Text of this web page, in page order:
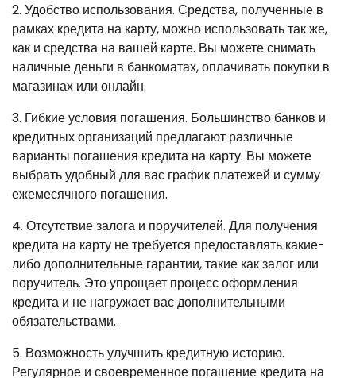
2. Удобство использования. Средства, полученные в
рамках кредита на карту, можно использовать так же,
как и средства на вашей карте. Вы можете снимать
наличные деньги в банкоматах, оплачивать покупки в
магазинах или онлайн.
3. Гибкие условия погашения. Большинство банков и
кредитных организаций предлагают различные
варианты погашения кредита на карту. Вы можете
выбрать удобный для вас график платежей и сумму
ежемесячного погашения.
4. Отсутствие залога и поручителей. Для получения
кредита на карту не требуется предоставлять какие-
либо дополнительные гарантии, такие как залог или
поручитель. Это упрощает процесс оформления
кредита и не нагружает вас дополнительными
обязательствами.
5. Возможность улучшить кредитную историю.
Регулярное и своевременное погашение кредита на